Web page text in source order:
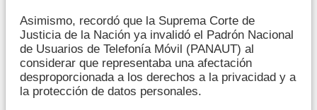
Asimismo, recordó que la Suprema Corte de
Justicia de la Nación ya invalidó el Padrón Nacional
de Usuarios de Telefonía Móvil (PANAUT) al
considerar que representaba una afectación
desproporcionada a los derechos a la privacidad y a
la protección de datos personales.